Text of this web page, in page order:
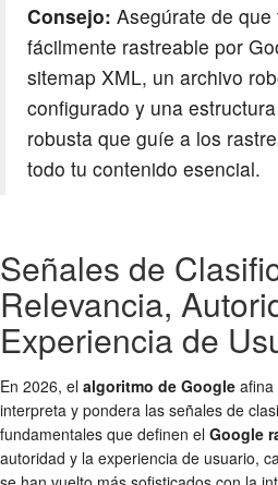
Consejo: Asegúrate de
fácilmente rastreable por
sitemap XML, un archivo
configurado y una
robusta que guíe a los
todo tu contenido esencial.
Señales de
Relevancia,
Experiencia de
En 2026, el algoritmo de Google afina
interpreta y pondera las señales de
fundamentales que definen el Google
autoridad y la experiencia de usuario,